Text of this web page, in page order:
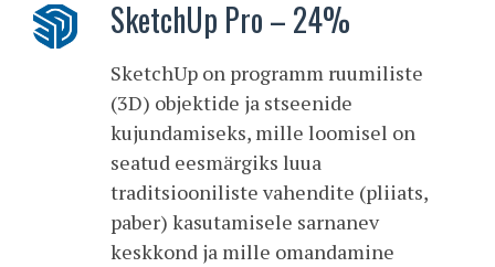
SketchUp Pro – 24%
SketchUp on programm ruumiliste
(3D) objektide ja stseenide
kujundamiseks, mille loomisel on
seatud eesmärgiks luua
traditsiooniliste vahendite (pliiats,
paber) kasutamisele sarnanev
keskkond ja mille omandamine